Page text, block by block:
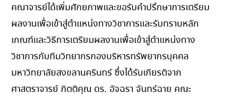
คณาจารย์ได้เพิ่มศักยภาพและขอรับคำปรึกษาการเตรียม
ผลงานเพื่อเข้าสู่ตำแหน่งทางวิชาการและรับทราบหลัก
เกณฑ์และวิธีการเตรียมผลงานเพื่อเข้าสู่ตำแหน่งทาง
วิชาการกับทีมวิทยากรกองบริหารทรัพยากรบุคคล
มหาวิทยาลัยสงขลานครินทร์ ซึ่งได้รับเกียรติจาก
ศาสตราจารย์ กิตติคุณ ดร. อัจฉรา จันทร์ฉาย คณะ